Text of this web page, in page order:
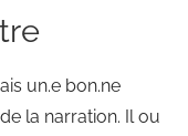
un.e bon.ne
la narration. Il ou